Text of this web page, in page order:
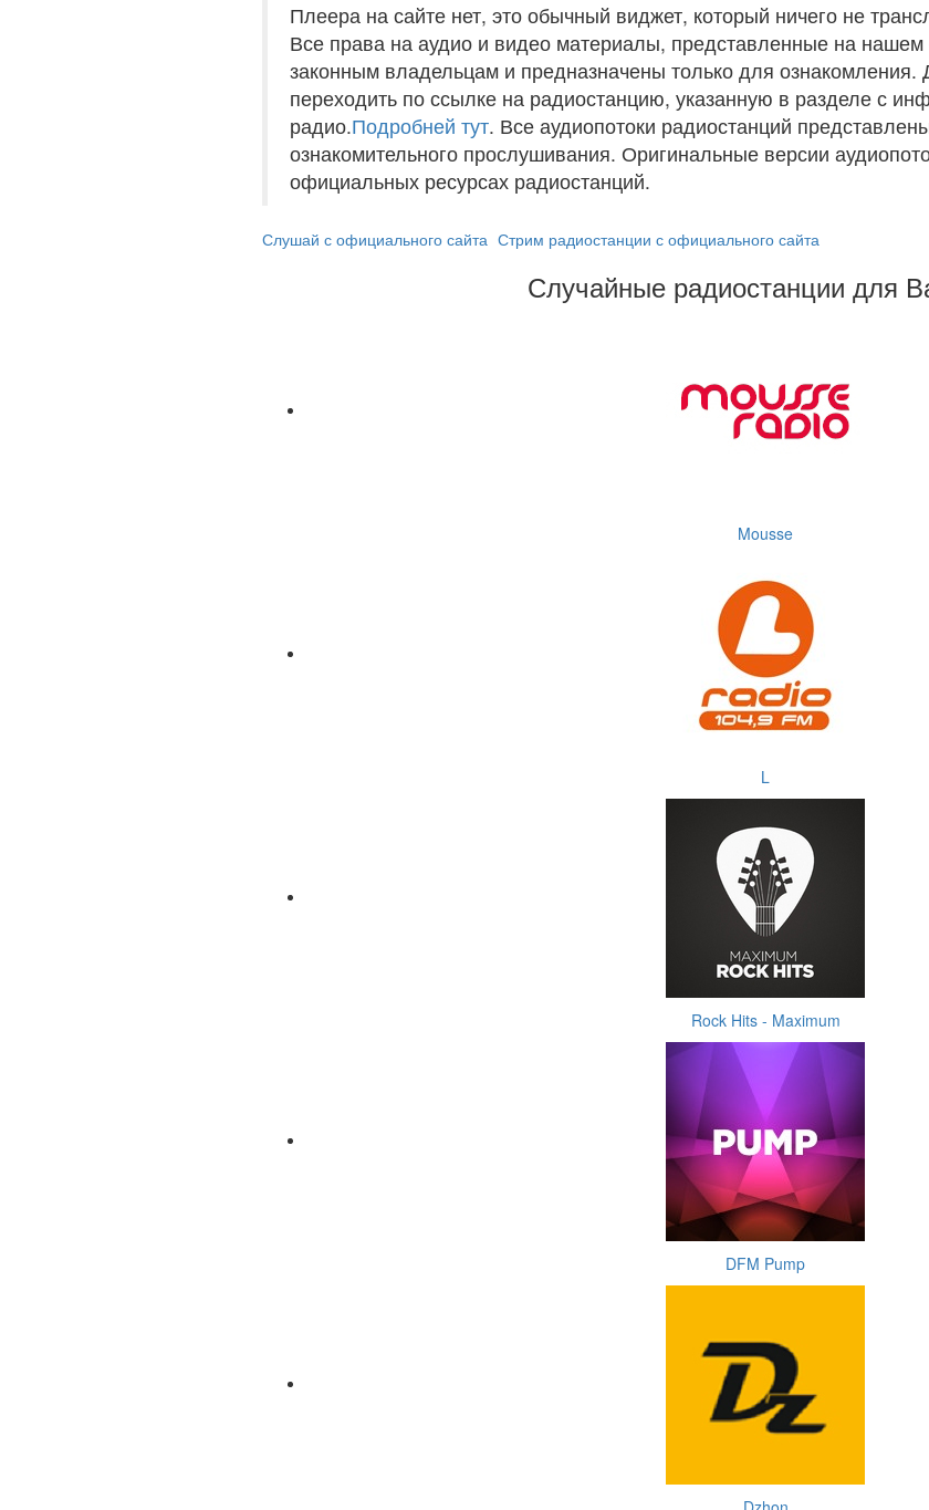
Плеера на сайте нет, это обычный виджет, который ничего не
Все права на аудио и видео материалы, представленные на нашем
законным владельцам и предназначены только для
переходить по ссылке на радиостанцию, указанную в разделе с
радио.Подробней тут. Все аудиопотоки радиостанций
ознакомительного прослушивания. Оригинальные версии
официальных ресурсах радиостанций.
Слушай с официального сайта Стрим радиостанции с официального сайта
Случайные радиостанции для
Mousse
L
Rock Hits - Maximum
DFM Pump